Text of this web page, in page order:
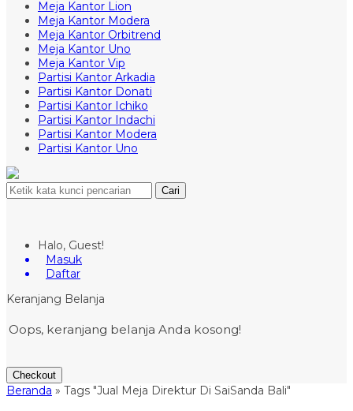
Meja Kantor Lion
Meja Kantor Modera
Meja Kantor Orbitrend
Meja Kantor Uno
Meja Kantor Vip
Partisi Kantor Arkadia
Partisi Kantor Donati
Partisi Kantor Ichiko
Partisi Kantor Indachi
Partisi Kantor Modera
Partisi Kantor Uno
Cari
Halo, Guest!
Masuk
Daftar
Keranjang Belanja
Oops, keranjang belanja Anda kosong!
Checkout
Beranda » Tags "Jual Meja Direktur Di SaiSanda Bali"